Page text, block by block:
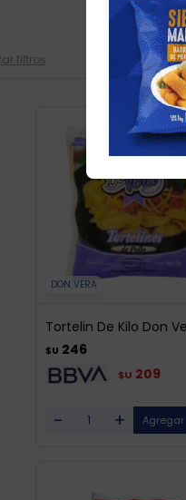
filtros
DON VERA
Tortelin De Kilo Don
$U 246
$U 209
- +